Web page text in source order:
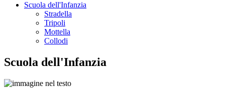
Scuola dell'Infanzia
Stradella
Tripoli
Mottella
Collodi
Scuola dell'Infanzia